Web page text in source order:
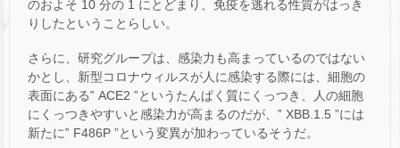
のおよそ 10 分の 1 にとどまり、免疫を逃れる性質がはっき
りしたということらしい。
さらに、研究グループは、感染力も高まっているのではない
かとし、新型コロナウィルスが人に感染する際には、細胞の
表面にある‟ ACE2 ”というたんぱく質にくっつき、人の細胞
にくっつきやすいと感染力が高まるのだが、‟ XBB.1.5 ”には
新たに‟ F486P ”という変異が加わっているそうだ。